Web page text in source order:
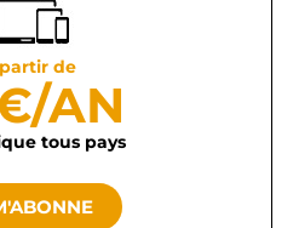
de
AN
tous pays